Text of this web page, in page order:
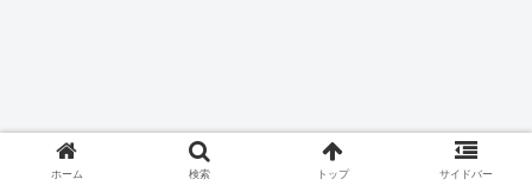
ホーム 検索 トップ サイドバー